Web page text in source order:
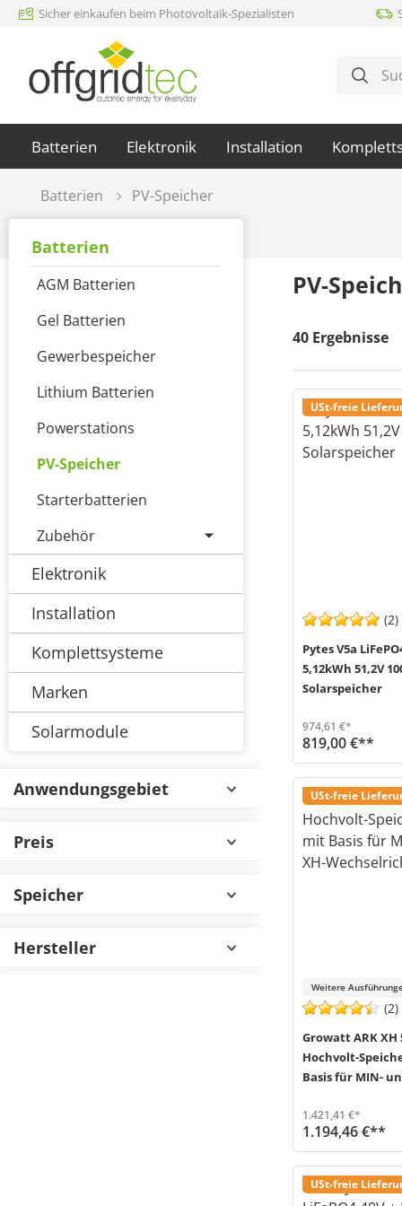
Hauptinhalt springen
Zur Suche springen
Zur Hauptnavigation springen
Sicher einkaufen beim Photovoltaik-Spezialisten
Batterien Elektronik Installation
Batterien PV-Speicher
Batterien
AGM Batterien
Gel Batterien
Gewerbespeicher
Lithium Batterien
Powerstations
PV-Speicher
Starterbatterien
Zubehör
Elektronik
Installation
Komplettsysteme
Marken
Solarmodule
Anwendungsgebiet
Preis
Speicher
Hersteller
PV-
40 Ergebnisse
USt-freie
(2)
Pytes V5a
5,12kWh 51,2V
Solarspeicher
974,61 €*
819,00 €**
USt-freie
Weitere
(2)
Growatt ARK XH
Hochvolt-
Basis für MIN-
1.421,41 €*
1.194,46 €**
USt-freie